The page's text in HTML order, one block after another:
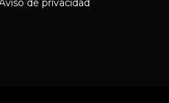
de privacidad